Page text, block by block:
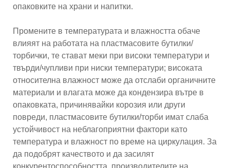
опаковките на храни и напитки.
Промените в температурата и влажността обаче
влияят на работата на пластмасовите бутилки/
торбички, те стават меки при високи температури и
твърди/чупливи при ниски температури; високата
относителна влажност може да отслаби органичните
материали и влагата може да кондензира вътре в
опаковката, причинявайки корозия или други
повреди, пластмасовите бутилки/торби имат слаба
устойчивост на неблагоприятни фактори като
температура и влажност по време на циркулация. За
да подобрят качеството и да засилят
конкурентоспособността, производителите на